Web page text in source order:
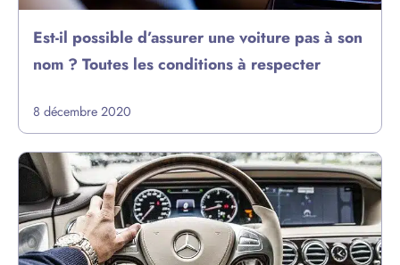
Est-il possible d’assurer une voiture pas à son
nom ? Toutes les conditions à respecter
8 décembre 2020